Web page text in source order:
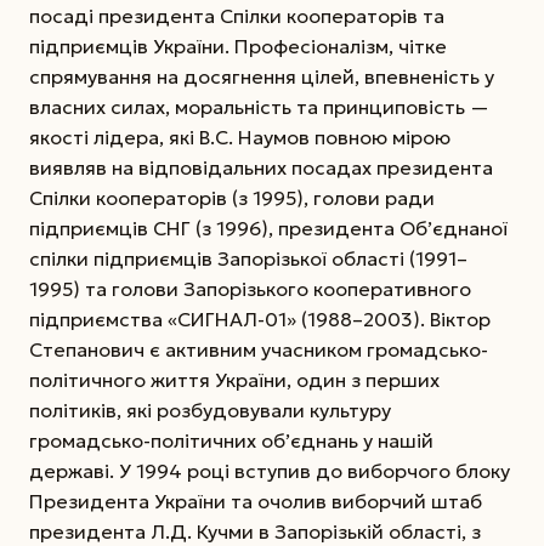
посаді президента Спілки кооператорів та
підприємців України. Професіоналізм, чітке
спрямування на досягнення цілей, впевненість у
власних силах, моральність та принциповість —
якості лідера, які В.С. Наумов повною мірою
виявляв на відповідальних посадах президента
Спілки кооператорів (з 1995), голови ради
підприємців СНГ (з 1996), президента Об’єднаної
спілки підприємців Запорізької області (1991–
1995) та голови Запорізького кооперативного
підприємства «СИГНАЛ-01» (1988–2003). Віктор
Степанович є активним учасником громадсько-
політичного життя України, один з перших
політиків, які розбудовували культуру
громадсько-політичних об’єднань у нашій
державі. У 1994 році вступив до виборчого блоку
Президента України та очолив виборчий штаб
президента Л.Д. Кучми в Запорізькій області, з